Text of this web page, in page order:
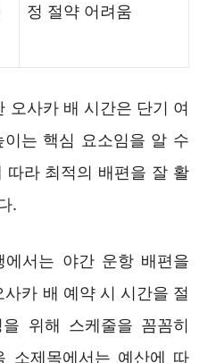
정 절약 어려움
오사카 배 시간은 단기 여
는 핵심 요소임을 알 수
따라 최적의 배편을 잘 활
.
에서는 야간 운항 배편을
카 배 예약 시 시간을 절
위해 스케줄을 꼼꼼히
소제목에서는 예산에 따